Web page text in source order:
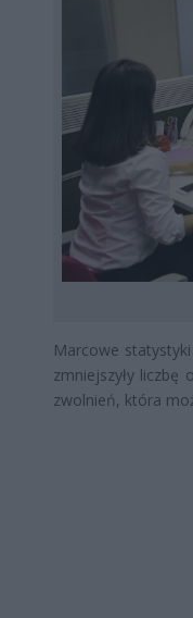
Marcowe
zmniejszyły
zwolnień, która